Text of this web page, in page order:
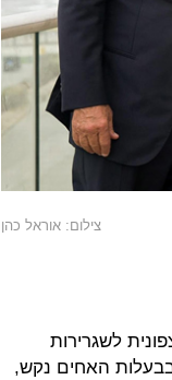
צילום: אוראל כהן
מקודם במגרש שברחוב הרברט סמואל 90, צפונית לשגרירות
בבעלות האחים נקש,